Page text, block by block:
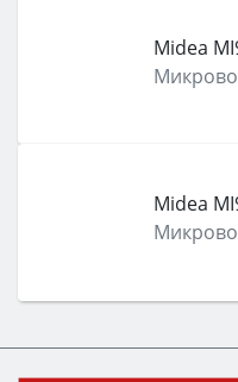
Midea
Midea